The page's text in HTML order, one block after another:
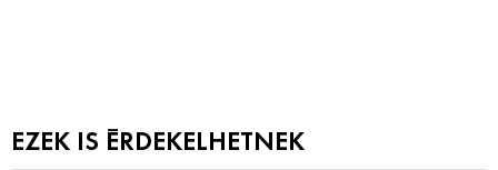
EZEK IS ÉRDEKELHETNEK